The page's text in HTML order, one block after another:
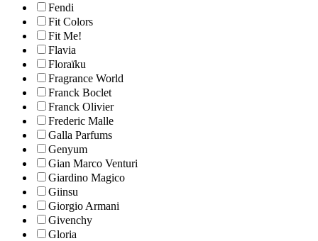
Fendi
Fit Colors
Fit Me!
Flavia
Floraïku
Fragrance World
Franck Boclet
Franck Olivier
Frederic Malle
Galla Parfums
Genyum
Gian Marco Venturi
Giardino Magico
Giinsu
Giorgio Armani
Givenchy
Gloria